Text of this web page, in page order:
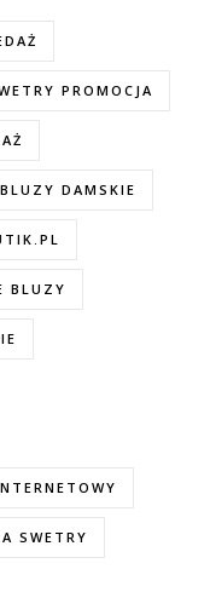
PROMOCJA
DAMSKIE
BLUZY
SWETRY